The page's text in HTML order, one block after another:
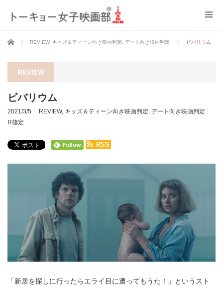
ホーム REVIEW, キッズ＆ティーン向き映画判定 デート向き映画判定 ビバリウム
REVIEW
ビバリウム
2021/3/5 REVIEW, キッズ＆ティーン向き映画判定, デート向き映画判定
R指定
RSS
「新居を探しに行ったらエライ目に遭ってもうた！」というスト